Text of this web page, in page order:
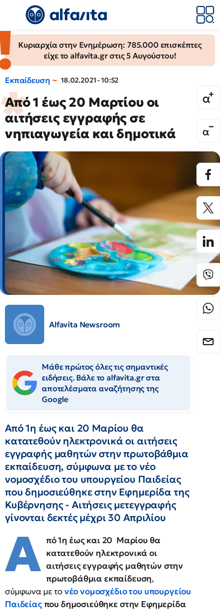
Κυριαρχία στην Ενημέρωση: 785.000 επισκέπτες
είχε το alfavita.gr στις 5 Αυγούστου!
Εκπαίδευση 18.02.2021 - 10:52
Από 1 έως 20 Μαρτίου οι
αιτήσεις εγγραφής σε
νηπιαγωγεία και δημοτικά
Alfavita Newsroom
Μάθε πρώτος όλες τις σημαντικές
ειδήσεις. Βάλε το alfavita.gr στα
αποτελέσματα αναζήτησης της
Google
Από 1η έως και 20 Μαρίου θα
κατατεθούν ηλεκτρονικά οι αιτήσεις
εγγραφής μαθητών στην πρωτοβάθμια
εκπαίδευση, σύμφωνα με το νέο
νομοσχέδιο του υπουργείου Παιδείας
που δημοσιεύθηκε στην Εφημερίδα της
Κυβέρνησης - Αιτήσεις μετεγγραφής
γίνονται δεκτές μέχρι 30 Απριλίου
Α πό 1η έως και 20 Μαρίου θα
κατατεθούν ηλεκτρονικά οι
αιτήσεις εγγραφής μαθητών στην
πρωτοβάθμια εκπαίδευση,
σύμφωνα με τονέο νομοσχέδιο του υπουργείου
Παιδείαςπου δημοσιεύθηκε στην Εφημερίδα